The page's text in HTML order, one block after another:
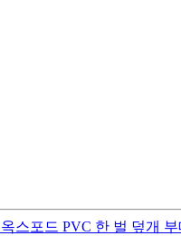
스포드 PVC 한 벌 덮개